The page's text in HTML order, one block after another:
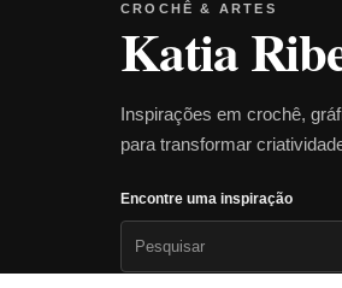
CROCHÊ & ARTES
Katia
Inspirações em crochê,
para transformar
Encontre uma inspiração